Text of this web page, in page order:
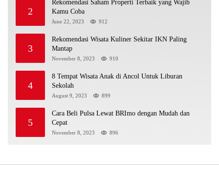
2
Rekomendasi Saham Properti Terbaik yang Wajib
Kamu Coba
June 22, 2023 912
3
Rekomendasi Wisata Kuliner Sekitar IKN Paling
Mantap
November 8, 2023 910
4
8 Tempat Wisata Anak di Ancol Untuk Liburan
Sekolah
August 9, 2023 899
5
Cara Beli Pulsa Lewat BRImo dengan Mudah dan
Cepat
November 8, 2023 896